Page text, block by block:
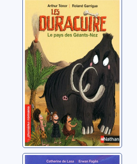
Les Duracuire:
Le pays des
Géants-Nez
Ténor, Arthur